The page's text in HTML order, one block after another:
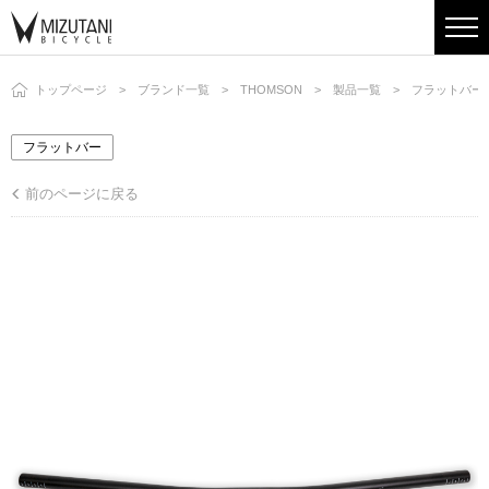
トップページ ブランド一覧 THOMSON 製品一覧 フラットバー
フラットバー
前のページに戻る